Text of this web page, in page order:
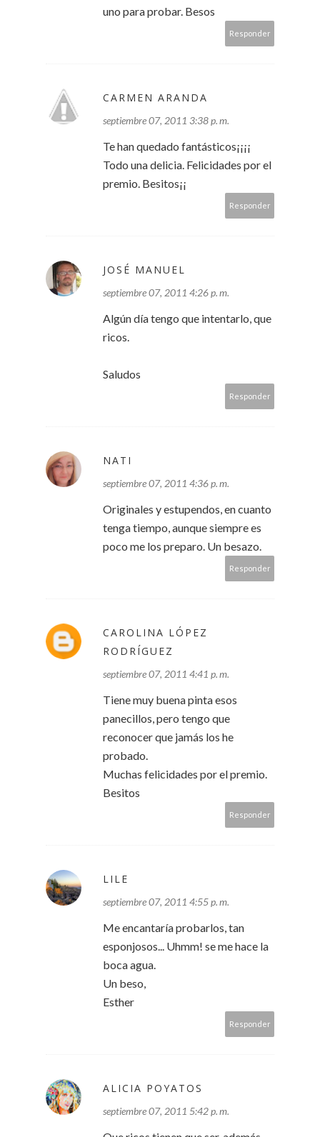
uno para probar. Besos
Responder
CARMEN ARANDA
septiembre 07, 2011 3:38 p. m.
Te han quedado fantásticos¡¡¡¡
Todo una delicia. Felicidades por el
premio. Besitos¡¡
Responder
JOSÉ MANUEL
septiembre 07, 2011 4:26 p. m.
Algún día tengo que intentarlo, que
ricos.
Saludos
Responder
NATI
septiembre 07, 2011 4:36 p. m.
Originales y estupendos, en cuanto
tenga tiempo, aunque siempre es
poco me los preparo. Un besazo.
Responder
CAROLINA LÓPEZ
RODRÍGUEZ
septiembre 07, 2011 4:41 p. m.
Tiene muy buena pinta esos
panecillos, pero tengo que
reconocer que jamás los he
probado.
Muchas felicidades por el premio.
Besitos
Responder
LILE
septiembre 07, 2011 4:55 p. m.
Me encantaría probarlos, tan
esponjosos... Uhmm! se me hace la
boca agua.
Un beso,
Esther
Responder
ALICIA POYATOS
septiembre 07, 2011 5:42 p. m.